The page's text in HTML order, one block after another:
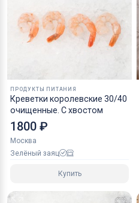
ПРОДУКТЫ ПИТАНИЯ
Креветки королевские 30/40
очищенные. С хвостом
1800 ₽
Москва
Зелёный заяц
Купить